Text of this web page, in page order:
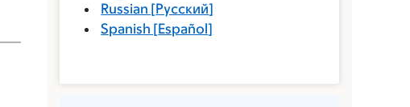
Russian [Русский]
Spanish [Español]